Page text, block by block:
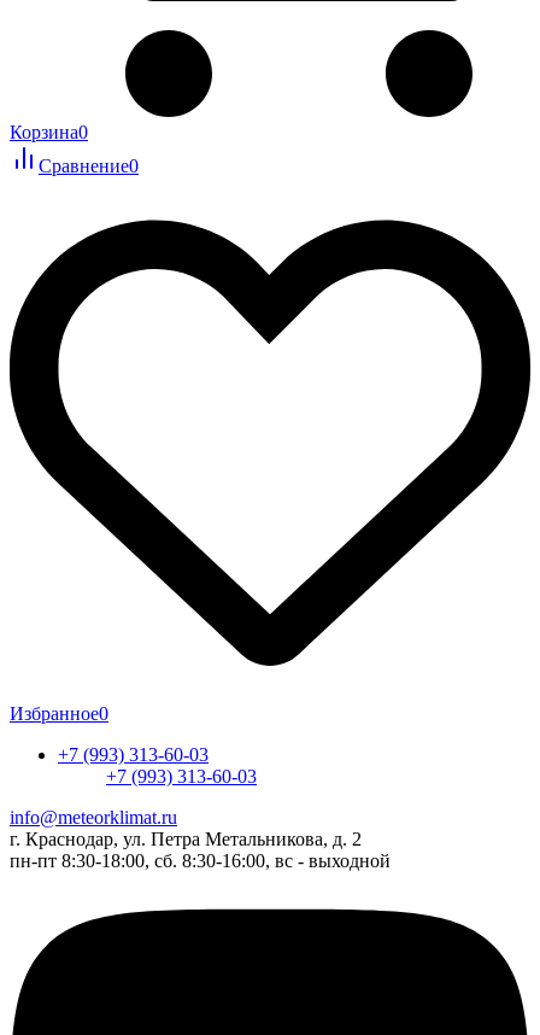
Корзина0
Сравнение0
Избранное0
+7 (993) 313-60-03
+7 (993) 313-60-03
info@meteorklimat.ru
г. Краснодар, ул. Петра Метальникова, д. 2
пн-пт 8:30-18:00, сб. 8:30-16:00, вс - выходной